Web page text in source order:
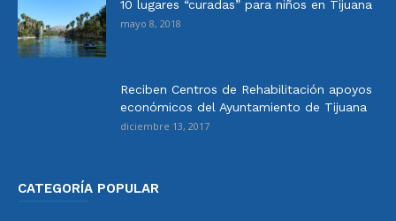
10 lugares “curadas” para niños en Tijuana
mayo 8, 2018
Reciben Centros de Rehabilitación apoyos
económicos del Ayuntamiento de Tijuana
diciembre 13, 2017
CATEGORÍA POPULAR